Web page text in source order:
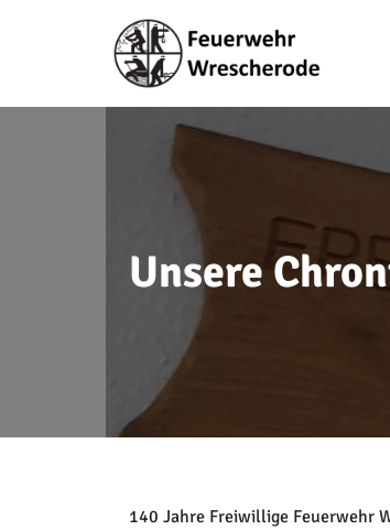
Unsere
140 Jahre Freiwillige Feuerwehr